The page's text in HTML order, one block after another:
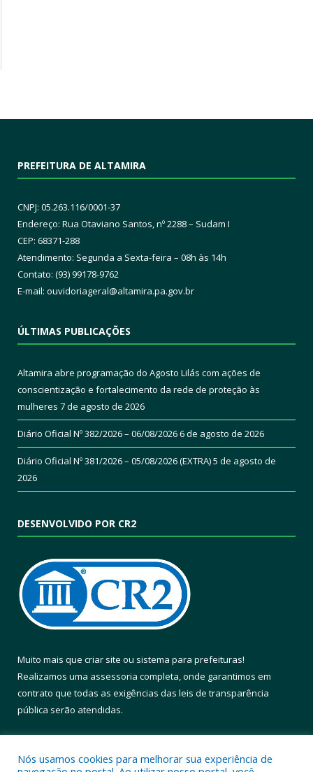
PREFEITURA DE ALTAMIRA
CNPJ: 05.263.116/0001-37
Endereço: Rua Otaviano Santos, nº 2288 – Sudam I
CEP: 68371-288
Atendimento: Segunda a Sexta-feira – 08h às 14h
Contato: (93) 99178-9762
E-mail: ouvidoriageral@altamira.pa.gov.br
ÚLTIMAS PUBLICAÇÕES
Altamira abre programação do Agosto Lilás com ações de
conscientização e fortalecimento da rede de proteção às
mulheres 7 de agosto de 2026
Diário Oficial Nº 382/2026 – 06/08/20266 de agosto de 2026
Diário Oficial Nº 381/2026 – 05/08/2026 (EXTRA)5 de agosto de
2026
DESENVOLVIDO POR CR2
Muito mais que criar site ou sistema para prefeituras!
Realizamos uma assessoria completa, onde garantimos em
contrato que todas as exigências das leis de transparência
pública serão atendidas.
Nós usamos cookies para melhorar sua experiência de